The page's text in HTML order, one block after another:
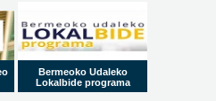
Bermeoko Udaleko
Lokalbide programa